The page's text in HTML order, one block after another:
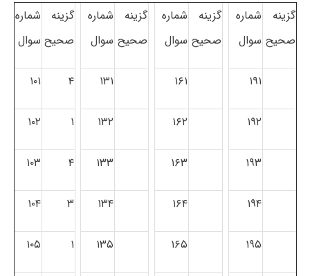
گزینه
صحیح
شماره
سوال
گزینه
صحیح
شماره
سوال
گزینه
صحیح
شماره
سوال
گزینه
صحیح
شماره
سوال
۱۹۱ ۱۶۱ ۱۳۱ ۴ ۱۰۱
۱۹۲ ۱۶۲ ۱۳۲ ۱ ۱۰۲
۱۹۳ ۱۶۳ ۱۳۳ ۴ ۱۰۳
۱۹۴ ۱۶۴ ۱۳۴ ۳ ۱۰۴
۱۹۵ ۱۶۵ ۱۳۵ ۱ ۱۰۵